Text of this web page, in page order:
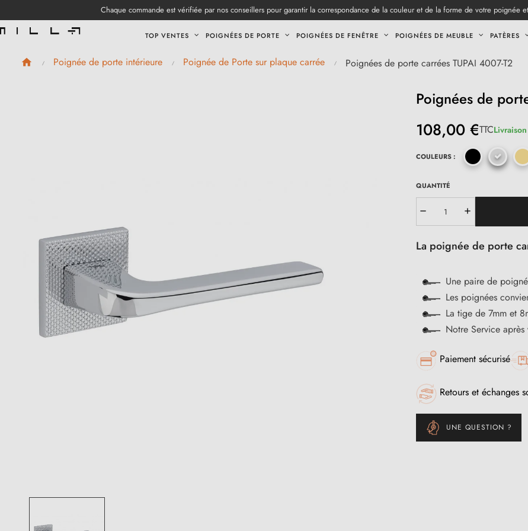
Chaque commande est vérifiée par nos conseillers pour garantir la correspondance de la couleur et de la forme de votre poignée
TOP VENTES POIGNÉES DE PORTE POIGNÉES DE FENÊTRE POIGNÉES DE MEUBLE PATÈRES
Poignée de porte intérieure Poignée de Porte sur plaque carrée Poignées de porte carrées TUPAI 4007-T2
Poignées de
108,00 €TTC
COULEURS :
QUANTITÉ
La poignée de porte
Une paire de
Les poignées
La tige de 7mm et
Notre Service
Paiement sécurisé
Retours et échanges
UNE QUESTION ?